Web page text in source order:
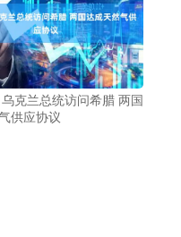
克兰总统访问希腊 两国
供应协议